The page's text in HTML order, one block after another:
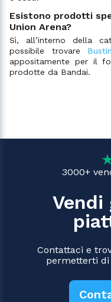
Esistono prodotti
Union Arena?
Sì, all’interno della
possibile trovare
appositamente per il
prodotte da Bandai.
3000+
Vendi
Contattaci e
permetterti di